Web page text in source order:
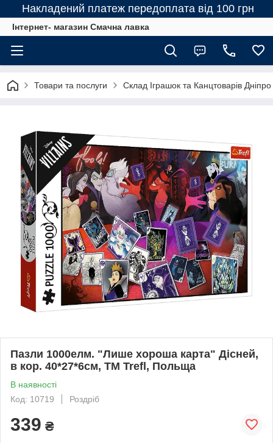
Накладений платеж передоплата від 100 грн
Інтернет- магазин Смачна лавка
Товари та послуги Склад Іграшок та Канцтоварів Дніпро
Пазли 1000елм. "Лише хороша карта" Дісней,
в кор. 40*27*6см, ТМ Trefl, Польща
В наявності
Код: 10719
Роздріб
339 ₴